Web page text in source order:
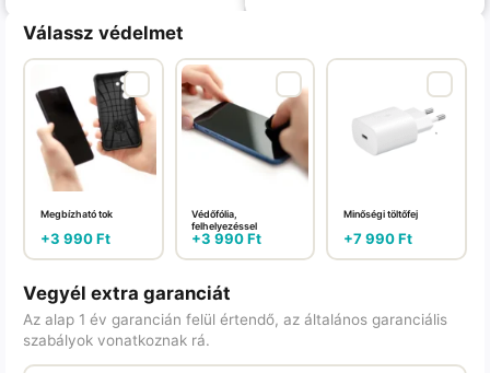
Válassz védelmet
Megbízható tok
+3 990Ft
Védőfólia,
felhelyezéssel
+3 990Ft
Minőségi töltőfej
+7 990Ft
Vegyél extra garanciát
Az alap 1 év garancián felül értendő, az általános garanciális
szabályok vonatkoznak rá.